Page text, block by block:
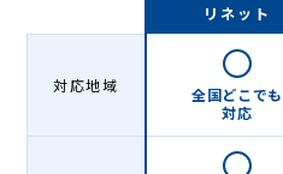
リネット
対応地域
全国どこでも
対応